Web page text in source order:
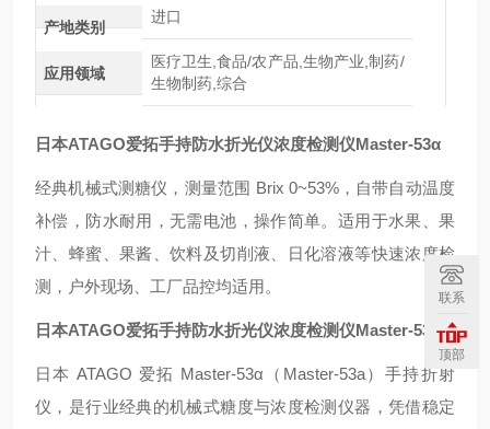
产地类别
进口
应用领域
医疗卫生,食品/农产品,生物产业,制药/
生物制药,综合
日本ATAGO爱拓手持防水折光仪浓度检测仪Master-53α
经典机械式测糖仪，测量范围 Brix 0~53%，自带自动温度
补偿，防水耐用，无需电池，操作简单。适用于水果、果
汁、蜂蜜、果酱、饮料及切削液、日化溶液等快速浓度检
测，户外现场、工厂品控均适用。
日本ATAGO爱拓手持防水折光仪浓度检测仪Master-53α
日本 ATAGO 爱拓 Master-53α（Master-53a）手持折射
仪，是行业经典的机械式糖度与浓度检测仪器，凭借稳定
联系
顶部